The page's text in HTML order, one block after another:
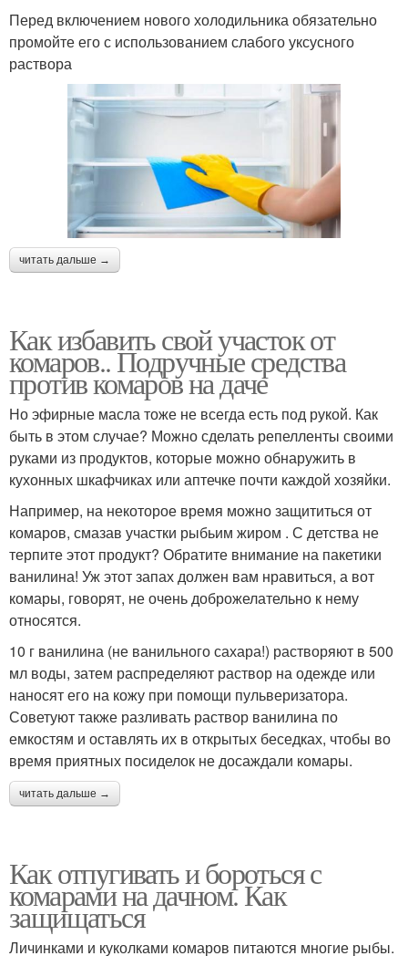
Перед включением нового холодильника обязательно
промойте его с использованием слабого уксусного
раствора
читать дальше →
Как избавить свой участок от
комаров.. Подручные средства
против комаров на даче
Но эфирные масла тоже не всегда есть под рукой. Как
быть в этом случае? Можно сделать репелленты своими
руками из продуктов, которые можно обнаружить в
кухонных шкафчиках или аптечке почти каждой хозяйки.
Например, на некоторое время можно защититься от
комаров, смазав участки рыбьим жиром . С детства не
терпите этот продукт? Обратите внимание на пакетики
ванилина! Уж этот запах должен вам нравиться, а вот
комары, говорят, не очень доброжелательно к нему
относятся.
10 г ванилина (не ванильного сахара!) растворяют в 500
мл воды, затем распределяют раствор на одежде или
наносят его на кожу при помощи пульверизатора.
Советуют также разливать раствор ванилина по
емкостям и оставлять их в открытых беседках, чтобы во
время приятных посиделок не досаждали комары.
читать дальше →
Как отпугивать и бороться с
комарами на дачном. Как
защищаться
Личинками и куколками комаров питаются многие рыбы.